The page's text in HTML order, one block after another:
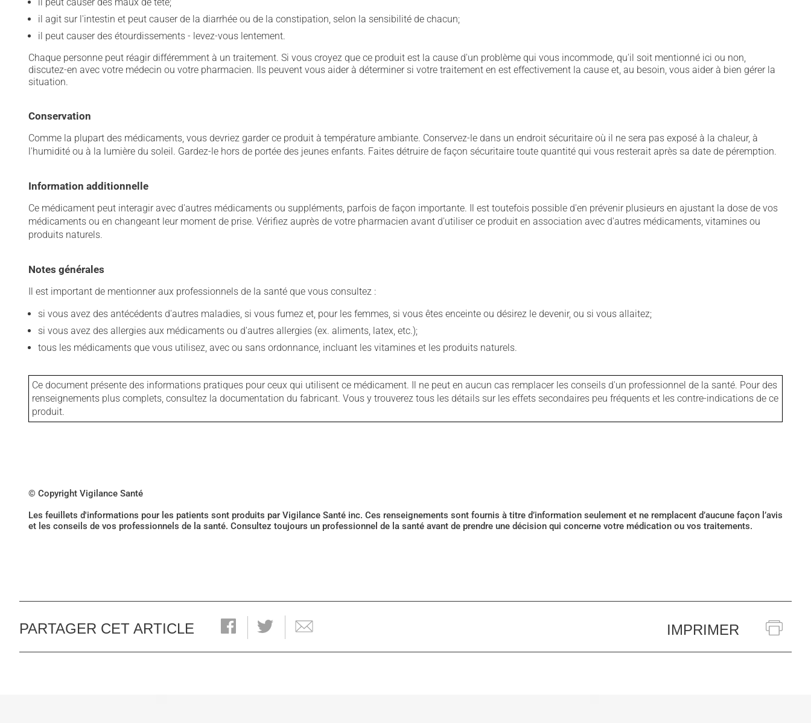
il agit sur l'intestin et peut causer de la diarrhée ou de la constipation, selon la sensibilité de chacun;
il peut causer des étourdissements - levez-vous lentement.
Chaque personne peut réagir différemment à un traitement. Si vous croyez que ce produit est la cause d'un problème qui vous incommode, qu'il soit mentionné ici ou non,
discutez-en avec votre médecin ou votre pharmacien. Ils peuvent vous aider à déterminer si votre traitement en est effectivement la cause et, au besoin, vous aider à bien gérer la
situation.
Conservation
Comme la plupart des médicaments, vous devriez garder ce produit à température ambiante. Conservez-le dans un endroit sécuritaire où il ne sera pas exposé à la chaleur, à
l'humidité ou à la lumière du soleil. Gardez-le hors de portée des jeunes enfants. Faites détruire de façon sécuritaire toute quantité qui vous resterait après sa date de péremption.
Information additionnelle
Ce médicament peut interagir avec d'autres médicaments ou suppléments, parfois de façon importante. Il est toutefois possible d'en prévenir plusieurs en ajustant la dose de vos
médicaments ou en changeant leur moment de prise. Vérifiez auprès de votre pharmacien avant d'utiliser ce produit en association avec d'autres médicaments, vitamines ou
produits naturels.
Notes générales
Il est important de mentionner aux professionnels de la santé que vous consultez :
si vous avez des antécédents d'autres maladies, si vous fumez et, pour les femmes, si vous êtes enceinte ou désirez le devenir, ou si vous allaitez;
si vous avez des allergies aux médicaments ou d'autres allergies (ex. aliments, latex, etc.);
tous les médicaments que vous utilisez, avec ou sans ordonnance, incluant les vitamines et les produits naturels.
Ce document présente des informations pratiques pour ceux qui utilisent ce médicament. Il ne peut en aucun cas remplacer les conseils d'un professionnel de la santé. Pour des
renseignements plus complets, consultez la documentation du fabricant. Vous y trouverez tous les détails sur les effets secondaires peu fréquents et les contre-indications de ce
produit.
© Copyright Vigilance Santé
Les feuillets d'informations pour les patients sont produits par Vigilance Santé inc. Ces renseignements sont fournis à titre d’information seulement et ne remplacent d’aucune façon l’avis
et les conseils de vos professionnels de la santé. Consultez toujours un professionnel de la santé avant de prendre une décision qui concerne votre médication ou vos traitements.
PARTAGER CET ARTICLE IMPRIMER